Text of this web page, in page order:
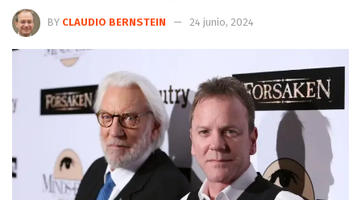
BY CLAUDIO BERNSTEIN 24 junio, 2024